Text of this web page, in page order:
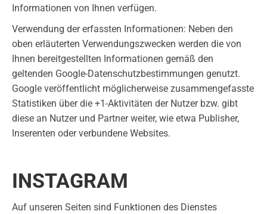
Informationen von Ihnen verfügen.
Verwendung der erfassten Informationen: Neben den
oben erläuterten Verwendungszwecken werden die von
Ihnen bereitgestellten Informationen gemäß den
geltenden Google-Datenschutzbestimmungen genutzt.
Google veröffentlicht möglicherweise zusammengefasste
Statistiken über die +1-Aktivitäten der Nutzer bzw. gibt
diese an Nutzer und Partner weiter, wie etwa Publisher,
Inserenten oder verbundene Websites.
INSTAGRAM
Auf unseren Seiten sind Funktionen des Dienstes